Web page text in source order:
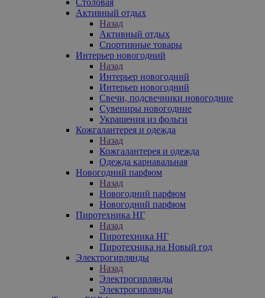
Активный отдых
Назад
Активный отдых
Спортивные товары
Интерьер новогодний
Назад
Интерьер новогодний
Интерьер новогодний
Свечи, подсвечники новогодние
Сувениры новогодние
Украшения из фольги
Кожгалантерея и одежда
Назад
Кожгалантерея и одежда
Одежда карнавальная
Новогодний парфюм
Назад
Новогодний парфюм
Новогодний парфюм
Пиротехника НГ
Назад
Пиротехника НГ
Пиротехника на Новый год
Электрогирлянды
Назад
Электрогирлянды
Электрогирлянды